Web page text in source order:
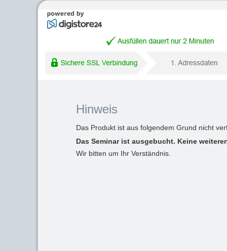
Hinweis
Das Produkt ist aus folgendem Grund nicht
Das Seminar ist ausgebucht. Keine
Wir bitten um Ihr Verständnis.